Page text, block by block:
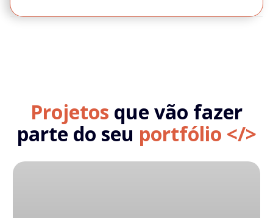
Projetos que vão fazer
parte do seu portfólio </>